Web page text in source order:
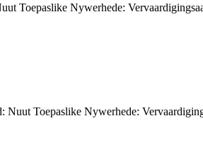
Toepaslike Nywerhede:
Nuut Toepaslike Nywerhede: